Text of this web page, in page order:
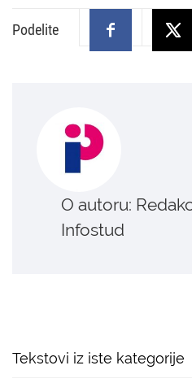
Podelite
O autoru:
Infostud
Tekstovi iz iste kategorije